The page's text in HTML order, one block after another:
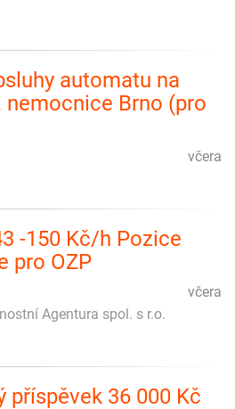
automatu na
Brno (pro
včera
-150 Kč/h Pozice
pro OZP
včera
Agentura spol. s r.o.
příspěvek 36 000 Kč